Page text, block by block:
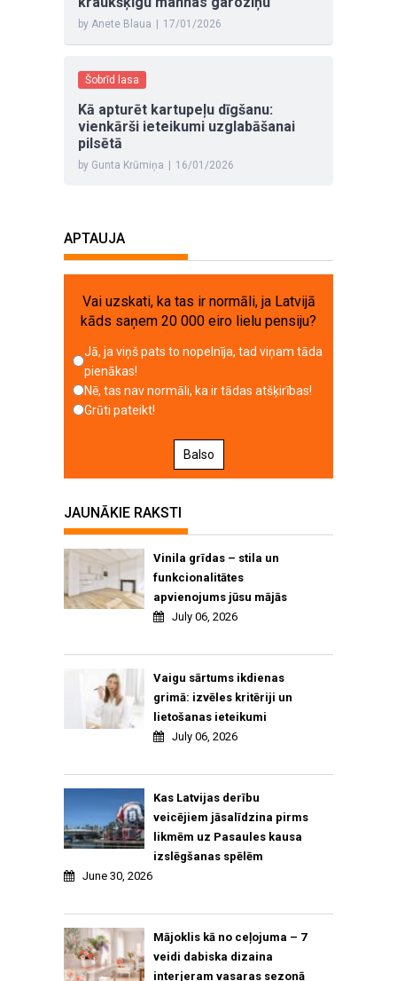
by Anete Blaua | 17/01/2026
Šobrīd lasa
Kā apturēt kartupeļu dīgšanu:
vienkārši ieteikumi uzglabāšanai
pilsētā
by Gunta Krūmiņa | 16/01/2026
APTAUJA
Vai uzskati, ka tas ir normāli, ja Latvijā
kāds saņem 20 000 eiro lielu pensiju?
Jā, ja viņš pats to nopelnīja, tad viņam tāda
pienākas!
Nē, tas nav normāli, ka ir tādas atšķirības!
Grūti pateikt!
Balso
JAUNĀKIE RAKSTI
Vinila grīdas – stila un
funkcionalitātes
apvienojums jūsu mājās
July 06, 2026
Vaigu sārtums ikdienas
grimā: izvēles kritēriji un
lietošanas ieteikumi
July 06, 2026
Kas Latvijas derību
veicējiem jāsalīdzina pirms
likmēm uz Pasaules kausa
izslēgšanas spēlēm
June 30, 2026
Mājoklis kā no ceļojuma – 7
veidi dabiska dizaina
interjeram vasaras sezonā